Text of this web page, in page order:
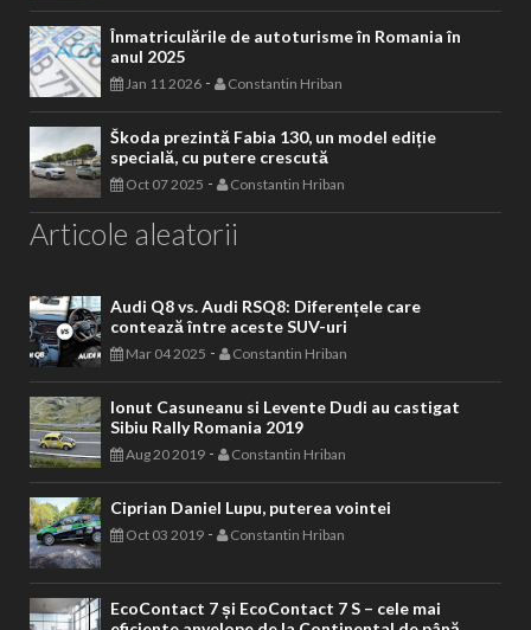
Înmatriculările de autoturisme în Romania în
anul 2025
Jan 11 2026 - Constantin Hriban
Škoda prezintă Fabia 130, un model ediție
specială, cu putere crescută
Oct 07 2025 - Constantin Hriban
Articole aleatorii
Audi Q8 vs. Audi RSQ8: Diferențele care
contează între aceste SUV-uri
Mar 04 2025 - Constantin Hriban
Ionut Casuneanu si Levente Dudi au castigat
Sibiu Rally Romania 2019
Aug 20 2019 - Constantin Hriban
Ciprian Daniel Lupu, puterea vointei
Oct 03 2019 - Constantin Hriban
EcoContact 7 și EcoContact 7 S – cele mai